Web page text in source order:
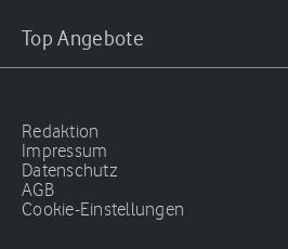
Top Angebote
Redaktion
Impressum
Datenschutz
AGB
Cookie-Einstellungen